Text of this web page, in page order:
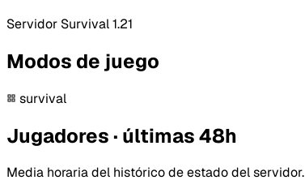
Servidor Survival 1.21
Modos de juego
survival
Jugadores · últimas 48h
Media horaria del histórico de estado del servidor.